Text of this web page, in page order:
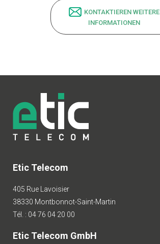
KONTAKTIEREN WEITERE
INFORMATIONEN
Etic Telecom
405 Rue Lavoisier
38330 Montbonnot-Saint-Martin
Tél. : 04 76 04 20 00
Etic Telecom GmbH